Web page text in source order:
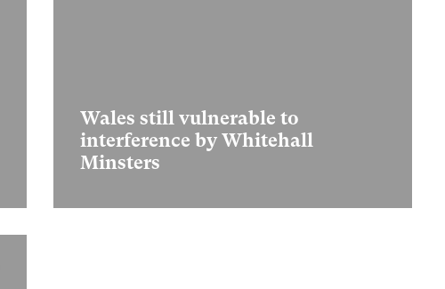
Wales still vulnerable to
interference by Whitehall
Minsters